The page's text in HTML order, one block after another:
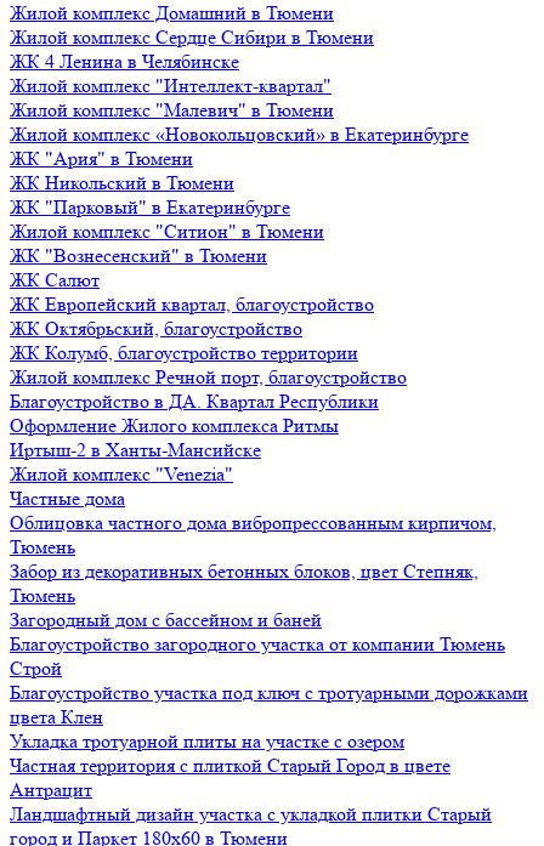
Жилой комплекс Домашний в Тюмени
Жилой комплекс Сердце Сибири в Тюмени
ЖК 4 Ленина в Челябинске
Жилой комплекс "Интеллект-квартал"
Жилой комплекс "Малевич" в Тюмени
Жилой комплекс «Новокольцовский» в Екатеринбурге
ЖК "Ария" в Тюмени
ЖК Никольский в Тюмени
ЖК "Парковый" в Екатеринбурге
Жилой комплекс "Ситион" в Тюмени
ЖК "Вознесенский" в Тюмени
ЖК Салют
ЖК Европейский квартал, благоустройство
ЖК Октябрьский, благоустройство
ЖК Колумб, благоустройство территории
Жилой комплекс Речной порт, благоустройство
Благоустройство в ДА. Квартал Республики
Оформление Жилого комплекса Ритмы
Иртыш-2 в Ханты-Мансийске
Жилой комплекс "Venezia"
Частные дома
Облицовка частного дома вибропрессованным кирпичом,
Тюмень
Забор из декоративных бетонных блоков, цвет Степняк,
Тюмень
Загородный дом с бассейном и баней
Благоустройство загородного участка от компании Тюмень
Строй
Благоустройство участка под ключ с тротуарными дорожками
цвета Клен
Укладка тротуарной плиты на участке с озером
Частная территория с плиткой Старый Город в цвете
Антрацит
Ландшафтный дизайн участка с укладкой плитки Старый
город и Паркет 180х60 в Тюмени